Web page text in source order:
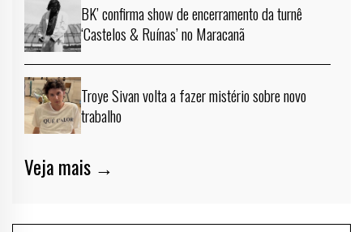
BK’ confirma show de encerramento da turnê
‘Castelos & Ruínas’ no Maracanã
Troye Sivan volta a fazer mistério sobre novo
trabalho
Veja mais →